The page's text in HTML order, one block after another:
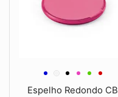
Espelho Redondo CB